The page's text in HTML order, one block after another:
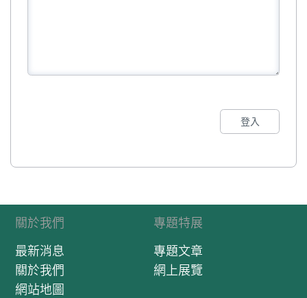
登入
關於我們
最新消息
關於我們
網站地圖
專題特展
專題文章
網上展覽